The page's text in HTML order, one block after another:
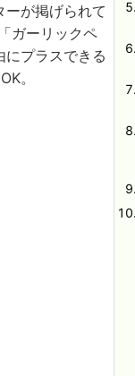
が掲げられて
ガーリックペ
プラスできる
。